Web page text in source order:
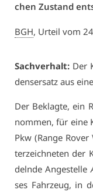
chen Zu­stand
BGH, Ur­teil vom
Sach­ver­halt: Der
dens­er­satz aus
Der Be­klag­te, ein
nom­men, für ei­ne
Pkw (Ran­ge
ter­zeich­ne­ten der
deln­de An­ge­stel­le
ses Fahr­zeug, in